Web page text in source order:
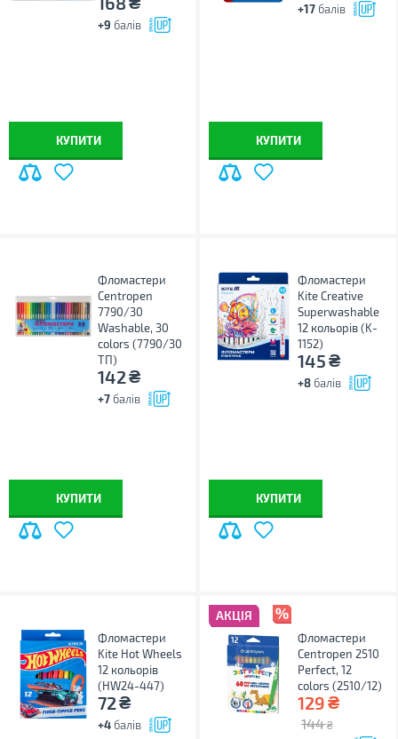
+9 балів
КУПИТИ
+17 балів
КУПИТИ
Фломастери
Centropen
7790/30
Washable, 30
colors (7790/30
ТП)
142₴
+7 балів
КУПИТИ
Фломастери
Kite Creative
Superwashable
12 кольорів (K-
1152)
145₴
+8 балів
КУПИТИ
Фломастери
Kite Hot Wheels
12 кольорів
(HW24-447)
72₴
+4 балів
АКЦІЯ
Фломастери
Centropen 2510
Perfect, 12
colors (2510/12)
129₴
144 ₴